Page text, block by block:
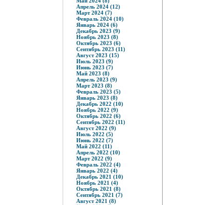
Апрель 2024 (12)
Март 2024 (7)
Февраль 2024 (10)
Январь 2024 (6)
Декабрь 2023 (9)
Ноябрь 2023 (8)
Октябрь 2023 (6)
Сентябрь 2023 (11)
Август 2023 (15)
Июль 2023 (9)
Июнь 2023 (7)
Май 2023 (8)
Апрель 2023 (9)
Март 2023 (8)
Февраль 2023 (5)
Январь 2023 (8)
Декабрь 2022 (10)
Ноябрь 2022 (9)
Октябрь 2022 (6)
Сентябрь 2022 (11)
Август 2022 (9)
Июль 2022 (5)
Июнь 2022 (7)
Май 2022 (11)
Апрель 2022 (10)
Март 2022 (9)
Февраль 2022 (4)
Январь 2022 (4)
Декабрь 2021 (10)
Ноябрь 2021 (4)
Октябрь 2021 (8)
Сентябрь 2021 (7)
Август 2021 (8)